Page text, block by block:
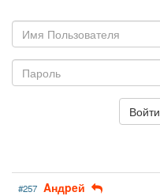
Войти
#257 Aндpeй